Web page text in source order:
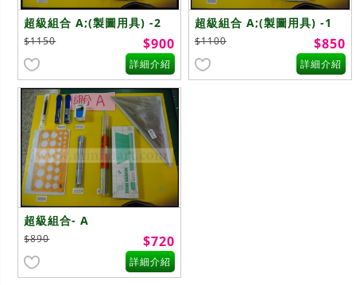
超級組合 A;(製圖用具) -2
$1150 $900
詳細介紹
超級組合 A;(製圖用具) -1
$1100 $850
詳細介紹
超級組合- A
$890 $720
詳細介紹